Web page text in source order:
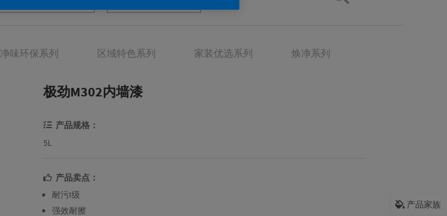
产品家族
净味环保系列 区域特色系列 家装优选系列 焕净系列
极劲M302内墙漆
产品规格：
5L
产品卖点：
耐污I级
强效耐擦